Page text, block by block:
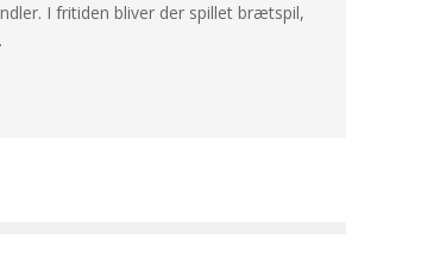
I fritiden bliver der spillet brætspil,